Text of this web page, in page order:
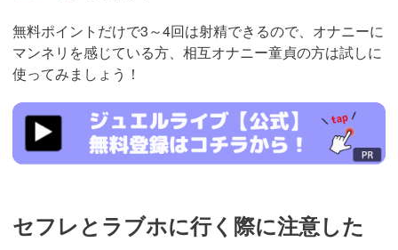
無料ポイントだけで3～4回は射精できるので、オナニーに
マンネリを感じている方、相互オナニー童貞の方は試しに
使ってみましょう！
https://www.j-
live.tv/LiveChat/acs.php?
si=jwchatt&pid=MLA5661_0003&pa=lp33.php
セフレとラブホに行く際に注意した